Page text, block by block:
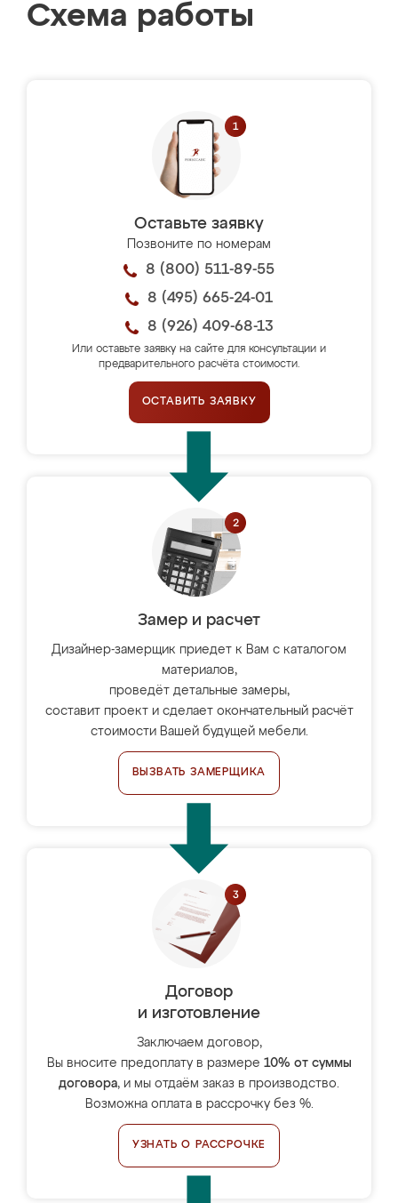
Схема работы
Оставьте заявку
Позвоните по номерам
8 (800) 511-89-55
8 (495) 665-24-01
8 (926) 409-68-13
Или оставьте заявку на сайте для консультации и
предварительного расчёта стоимости.
ОСТАВИТЬ ЗАЯВКУ
Замер и расчет
Дизайнер-замерщик приедет к Вам с каталогом
материалов,
проведёт детальные замеры,
составит проект и сделает окончательный расчёт
стоимости Вашей будущей мебели.
ВЫЗВАТЬ ЗАМЕРЩИКА
Договор
и изготовление
Заключаем договор,
Вы вносите предоплату в размере 10% от суммы
договора, и мы отдаём заказ в производство.
Возможна оплата в рассрочку без %.
УЗНАТЬ О РАССРОЧКЕ